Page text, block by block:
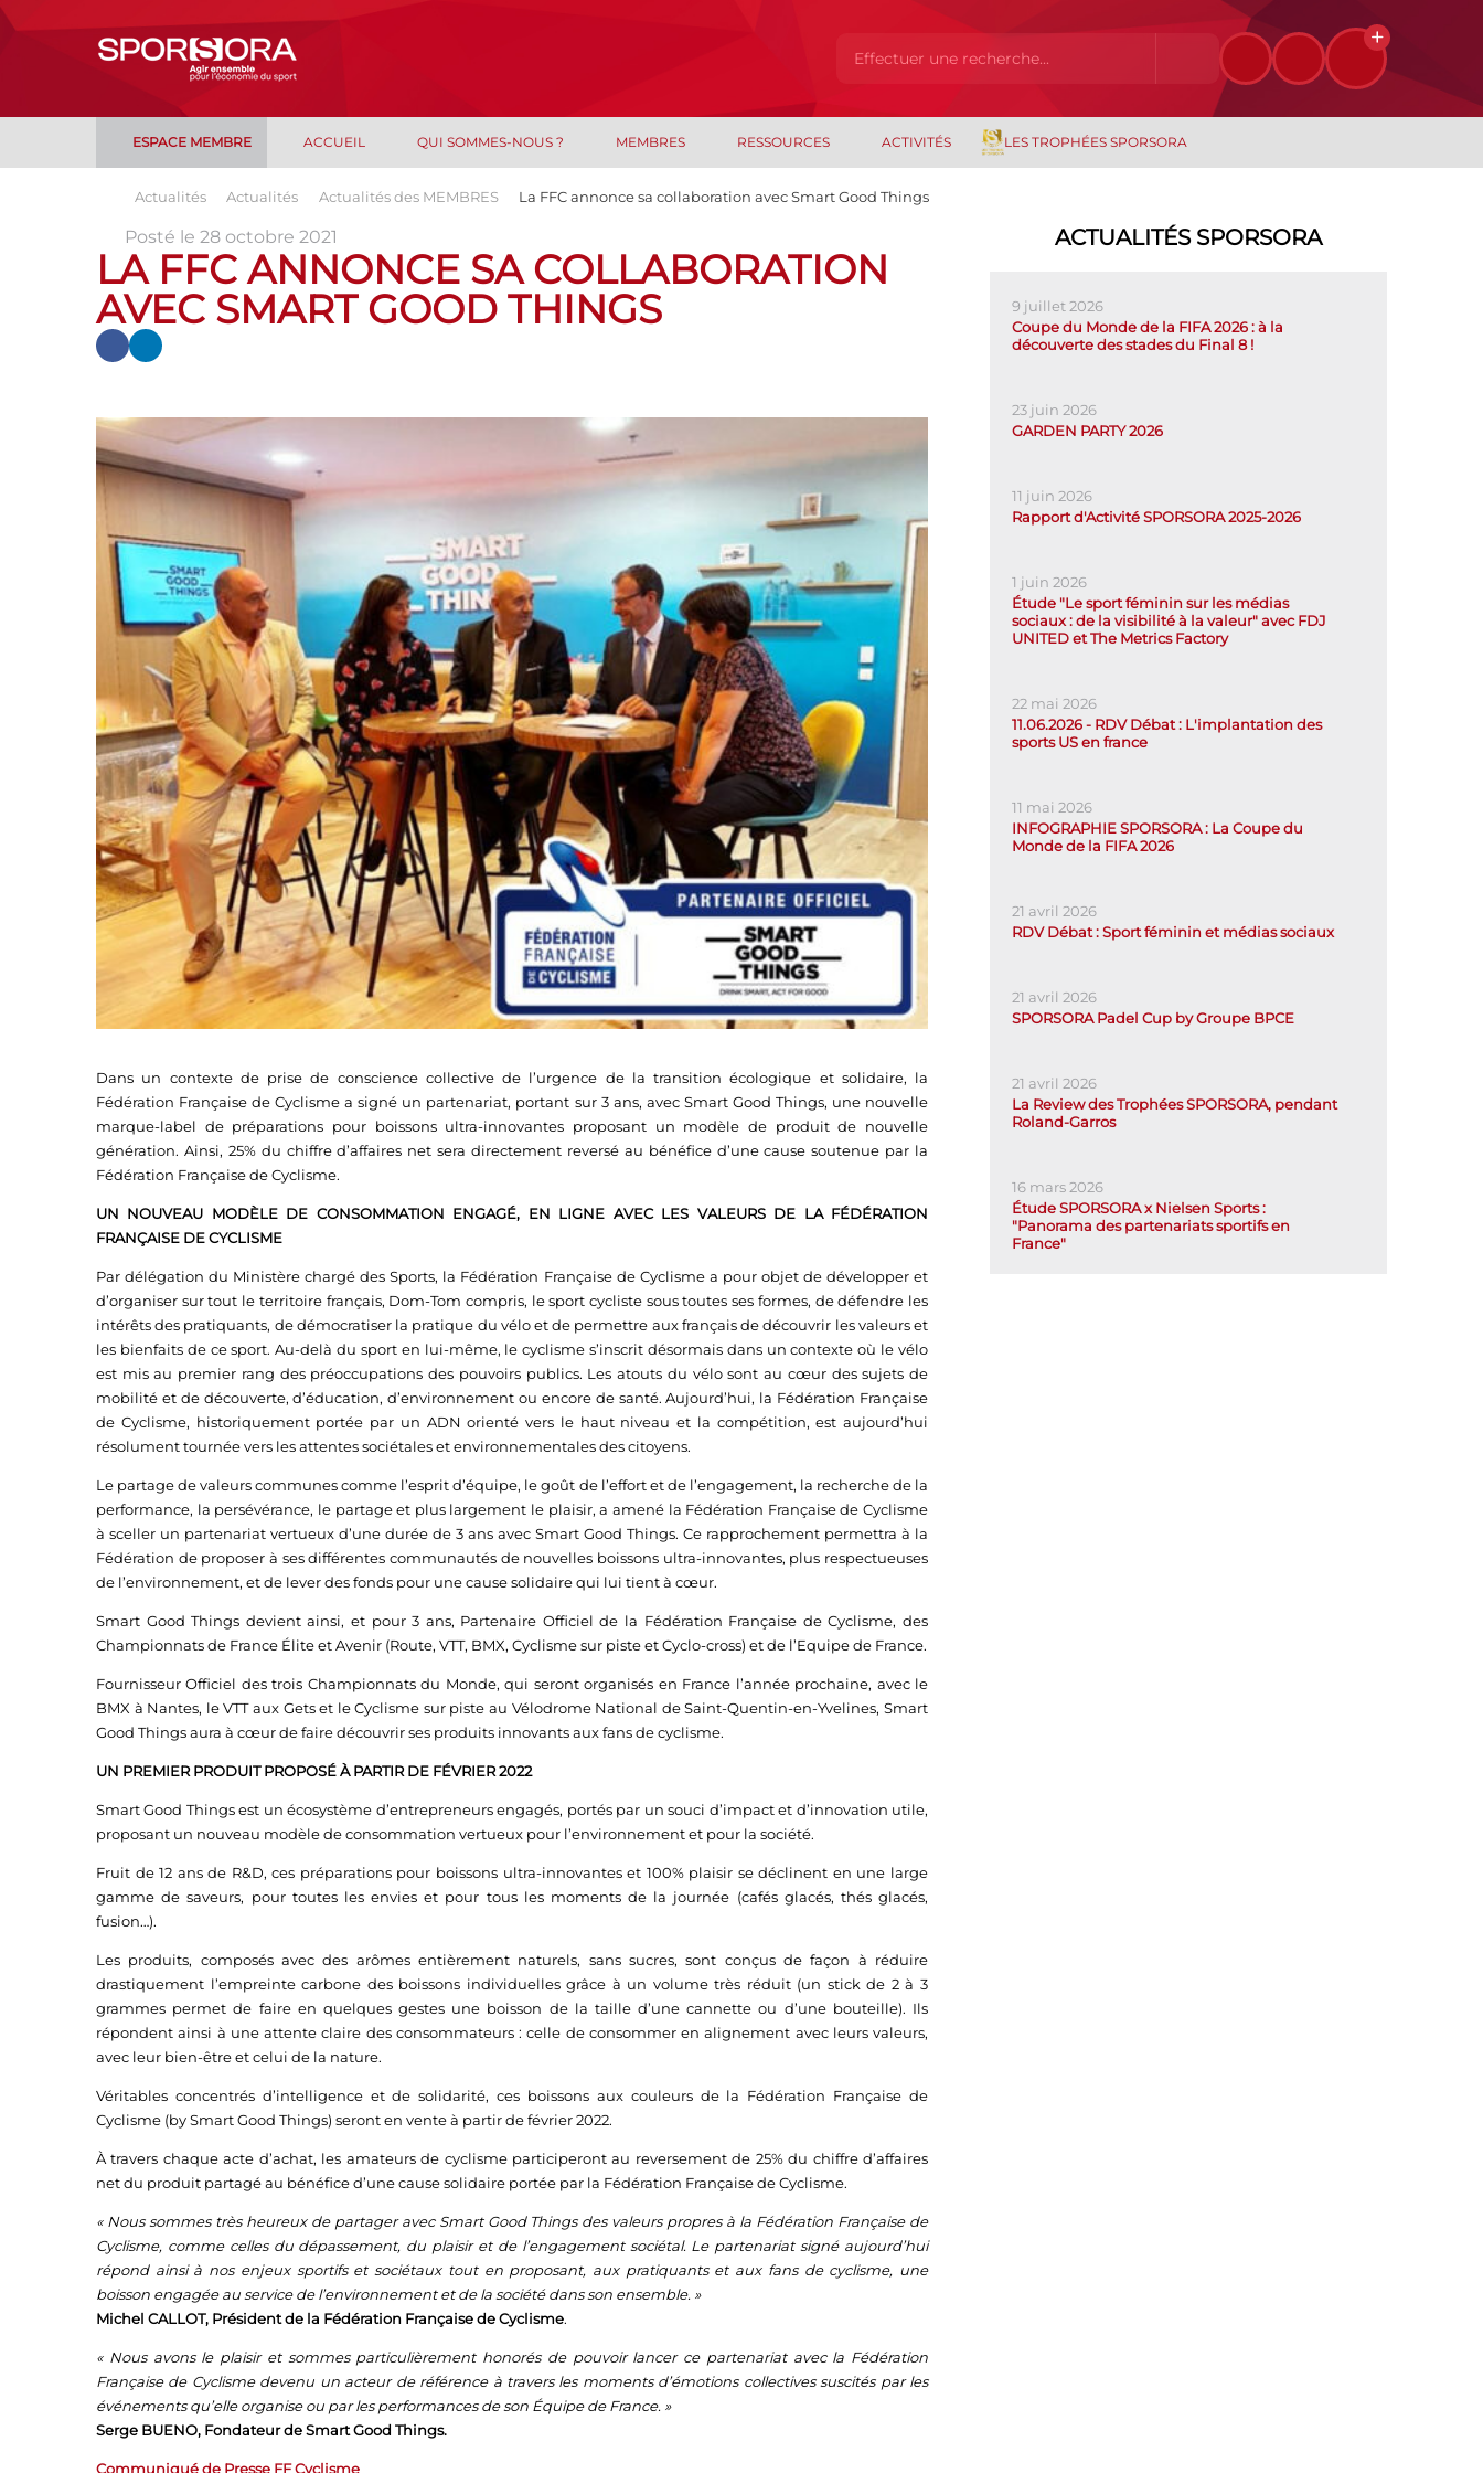
ESPACE MEMBRE ACCUEIL QUI SOMMES-NOUS ? MEMBRES RESSOURCES ACTIVITÉS LES TROPHÉES SPORSORA
Actualités Actualités Actualités des MEMBRES La FFC annonce sa collaboration avec Smart Good Things
Posté le 28 octobre 2021
LA FFC ANNONCE SA COLLABORATION
AVEC SMART GOOD THINGS
Dans un contexte de prise de conscience collective de l’urgence de la transition écologique et solidaire, la
Fédération Française de Cyclisme a signé un partenariat, portant sur 3 ans, avec Smart Good Things, une nouvelle
marque-label de préparations pour boissons ultra-innovantes proposant un modèle de produit de nouvelle
génération. Ainsi, 25% du chiffre d’affaires net sera directement reversé au bénéfice d’une cause soutenue par la
Fédération Française de Cyclisme.
UN NOUVEAU MODÈLE DE CONSOMMATION ENGAGÉ, EN LIGNE AVEC LES VALEURS DE LA FÉDÉRATION
FRANÇAISE DE CYCLISME
Par délégation du Ministère chargé des Sports, la Fédération Française de Cyclisme a pour objet de développer et
d’organiser sur tout le territoire français, Dom-Tom compris, le sport cycliste sous toutes ses formes, de défendre les
intérêts des pratiquants, de démocratiser la pratique du vélo et de permettre aux français de découvrir les valeurs et
les bienfaits de ce sport. Au-delà du sport en lui-même, le cyclisme s’inscrit désormais dans un contexte où le vélo
est mis au premier rang des préoccupations des pouvoirs publics. Les atouts du vélo sont au cœur des sujets de
mobilité et de découverte, d’éducation, d’environnement ou encore de santé. Aujourd’hui, la Fédération Française
de Cyclisme, historiquement portée par un ADN orienté vers le haut niveau et la compétition, est aujourd’hui
résolument tournée vers les attentes sociétales et environnementales des citoyens.
Le partage de valeurs communes comme l’esprit d’équipe, le goût de l’effort et de l’engagement, la recherche de la
performance, la persévérance, le partage et plus largement le plaisir, a amené la Fédération Française de Cyclisme
à sceller un partenariat vertueux d’une durée de 3 ans avec Smart Good Things. Ce rapprochement permettra à la
Fédération de proposer à ses différentes communautés de nouvelles boissons ultra-innovantes, plus respectueuses
de l’environnement, et de lever des fonds pour une cause solidaire qui lui tient à cœur.
Smart Good Things devient ainsi, et pour 3 ans, Partenaire Officiel de la Fédération Française de Cyclisme, des
Championnats de France Élite et Avenir (Route, VTT, BMX, Cyclisme sur piste et Cyclo-cross) et de l’Equipe de France.
Fournisseur Officiel des trois Championnats du Monde, qui seront organisés en France l’année prochaine, avec le
BMX à Nantes, le VTT aux Gets et le Cyclisme sur piste au Vélodrome National de Saint-Quentin-en-Yvelines, Smart
Good Things aura à cœur de faire découvrir ses produits innovants aux fans de cyclisme.
UN PREMIER PRODUIT PROPOSÉ À PARTIR DE FÉVRIER 2022
Smart Good Things est un écosystème d’entrepreneurs engagés, portés par un souci d’impact et d’innovation utile,
proposant un nouveau modèle de consommation vertueux pour l’environnement et pour la société.
Fruit de 12 ans de R&D, ces préparations pour boissons ultra-innovantes et 100% plaisir se déclinent en une large
gamme de saveurs, pour toutes les envies et pour tous les moments de la journée (cafés glacés, thés glacés,
fusion…).
Les produits, composés avec des arômes entièrement naturels, sans sucres, sont conçus de façon à réduire
drastiquement l’empreinte carbone des boissons individuelles grâce à un volume très réduit (un stick de 2 à 3
grammes permet de faire en quelques gestes une boisson de la taille d’une cannette ou d’une bouteille). Ils
répondent ainsi à une attente claire des consommateurs : celle de consommer en alignement avec leurs valeurs,
avec leur bien-être et celui de la nature.
Véritables concentrés d’intelligence et de solidarité, ces boissons aux couleurs de la Fédération Française de
Cyclisme (by Smart Good Things) seront en vente à partir de février 2022.
À travers chaque acte d’achat, les amateurs de cyclisme participeront au reversement de 25% du chiffre d’affaires
net du produit partagé au bénéfice d’une cause solidaire portée par la Fédération Française de Cyclisme.
« Nous sommes très heureux de partager avec Smart Good Things des valeurs propres à la Fédération Française de
Cyclisme, comme celles du dépassement, du plaisir et de l’engagement sociétal. Le partenariat signé aujourd’hui
répond ainsi à nos enjeux sportifs et sociétaux tout en proposant, aux pratiquants et aux fans de cyclisme, une
boisson engagée au service de l’environnement et de la société dans son ensemble. »
Michel CALLOT, Président de la Fédération Française de Cyclisme.
« Nous avons le plaisir et sommes particulièrement honorés de pouvoir lancer ce partenariat avec la Fédération
Française de Cyclisme devenu un acteur de référence à travers les moments d’émotions collectives suscités par les
événements qu’elle organise ou par les performances de son Équipe de France. »
Serge BUENO, Fondateur de Smart Good Things.
Communiqué de Presse FF Cyclisme
ACTUALITÉS SPORSORA
9 juillet 2026
Coupe du Monde de la FIFA 2026 : à la
découverte des stades du Final 8 !
23 juin 2026
GARDEN PARTY 2026
11 juin 2026
Rapport d'Activité SPORSORA 2025-2026
1 juin 2026
Étude "Le sport féminin sur les médias
sociaux : de la visibilité à la valeur" avec FDJ
UNITED et The Metrics Factory
22 mai 2026
11.06.2026 - RDV Débat : L'implantation des
sports US en france
11 mai 2026
INFOGRAPHIE SPORSORA : La Coupe du
Monde de la FIFA 2026
21 avril 2026
RDV Débat : Sport féminin et médias sociaux
21 avril 2026
SPORSORA Padel Cup by Groupe BPCE
21 avril 2026
La Review des Trophées SPORSORA, pendant
Roland-Garros
16 mars 2026
Étude SPORSORA x Nielsen Sports :
"Panorama des partenariats sportifs en
France"